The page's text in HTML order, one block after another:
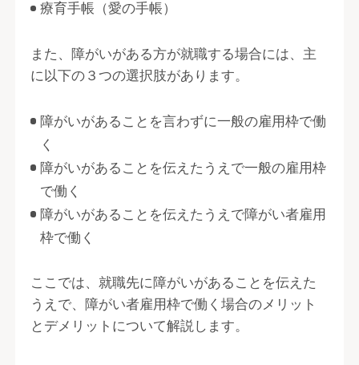
療育手帳（愛の手帳）
また、障がいがある方が就職する場合には、主
に以下の３つの選択肢があります。
障がいがあることを言わずに一般の雇用枠で働
く
障がいがあることを伝えたうえで一般の雇用枠
で働く
障がいがあることを伝えたうえで障がい者雇用
枠で働く
ここでは、就職先に障がいがあることを伝えた
うえで、障がい者雇用枠で働く場合のメリット
とデメリットについて解説します。